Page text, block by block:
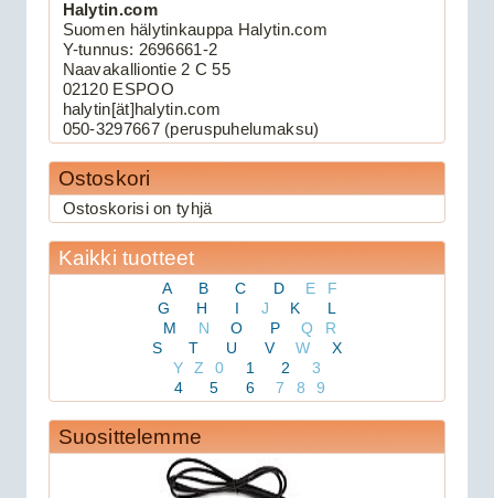
109.00€
Keskuslukituksen kau...
Viper 3105V autohälytin
159.00€
Viper 3105V on 1-suu...
Avital 3305L autohälytin
Halytin.com
Suomen hälytinkauppa Halytin.com
Y-tunnus: 2696661-2
Naavakalliontie 2 C 55
02120 ESPOO
halytin[ät]halytin.com
050-3297667 (peruspuhelumaksu)
Ostoskori
Ostoskorisi on tyhjä
Kaikki tuotteet
A B C D E
F
G
H I J K
L
M
N O P Q
R
S
T U V W
X
Y
Z 0 1 2
3
4
5 6 7 8 9
Suosittelemme